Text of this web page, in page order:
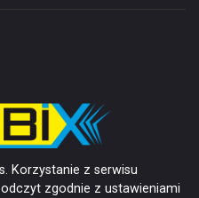
Korzystanie z serwisu
zgodnie z ustawieniami